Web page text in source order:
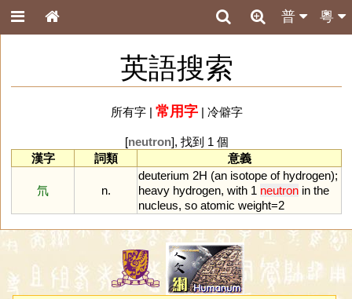
粵
普
英語搜索
所有字| 常用字| 冷僻字
[neutron], 找到 1 個
漢字
詞類 意義
氘 n.
deuterium 2H (an isotope of hydrogen);
heavy hydrogen, with 1 neutron in the
nucleus, so atomic weight=2